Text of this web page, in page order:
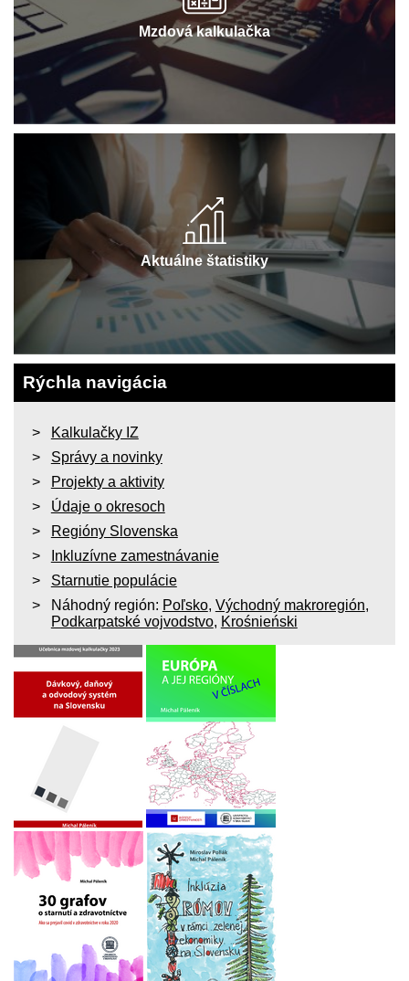
Mzdová kalkulačka
Aktuálne štatistiky
Rýchla navigácia
Kalkulačky IZ
Správy a novinky
Projekty a aktivity
Údaje o okresoch
Regióny Slovenska
Inkluzívne zamestnávanie
Starnutie populácie
Náhodný región: Poľsko, Východný makroregión,
Podkarpatské vojvodstvo, Krośnieński